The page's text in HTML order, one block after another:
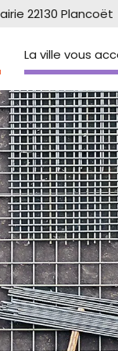
22130 Plancoët
La ville vous